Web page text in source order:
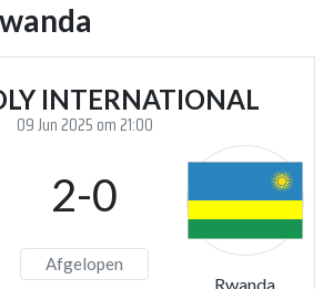
INTERNATIONAL
09 Jun 2025 om 21:00
2-0
Afgelopen
Rwanda